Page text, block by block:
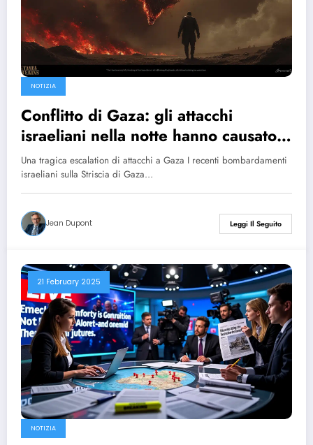
NOTIZIA
Conflitto di Gaza: gli attacchi
israeliani nella notte hanno causato
più di 330 morti, secondo il
ministero della Salute di Hamas
Una tragica escalation di attacchi a Gaza I recenti bombardamenti
israeliani sulla Striscia di Gaza…
Jean Dupont Leggi Il Seguito
21 February 2025
NOTIZIA